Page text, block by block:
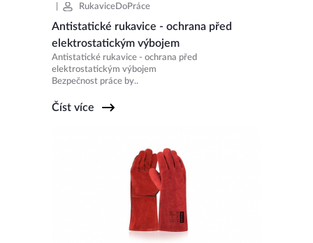
RukaviceDoPráce
Antistatické rukavice - ochrana před
elektrostatickým výbojem
Antistatické rukavice - ochrana před
elektrostatickým výbojem
Bezpečnost práce by..
Číst více